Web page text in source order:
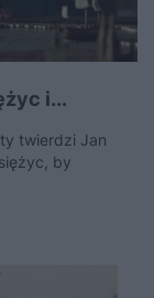
i...
twierdzi Jan
by